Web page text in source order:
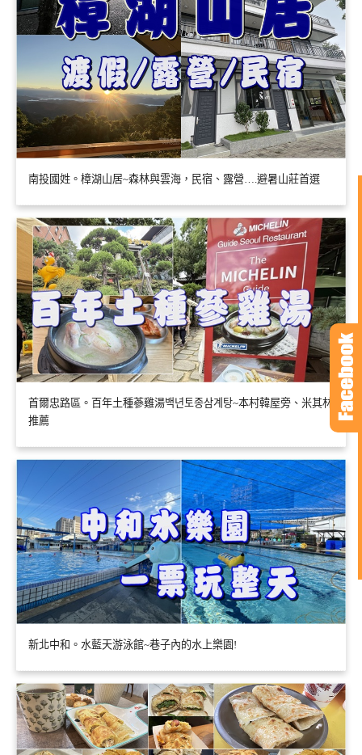
南投國姓。樟湖山居~森林與雲海，民宿、露營….避暑山莊首選
首爾忠路區。百年土種蔘雞湯백년토종삼계탕~本村韓屋旁、米其林
推薦
新北中和。水藍天游泳館~巷子內的水上樂園!